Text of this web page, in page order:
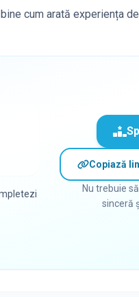
cum arată experiența
Copiază
Nu trebuie
sinceră